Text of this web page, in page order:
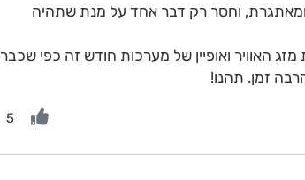
ומאתגרת, וחסר רק דבר אחד על מנת שתהיה
האוויר ואופיין של מערכות חודש זה כפי שכבר
זמן. תהנו!
5